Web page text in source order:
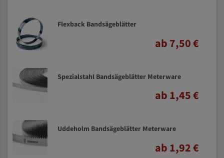
Flexback Bandsägeblätter
ab 7,50 €
Spezialstahl Bandsägeblätter Meterware
ab 1,45 €
Uddeholm Bandsägeblätter Meterware
ab 1,92 €